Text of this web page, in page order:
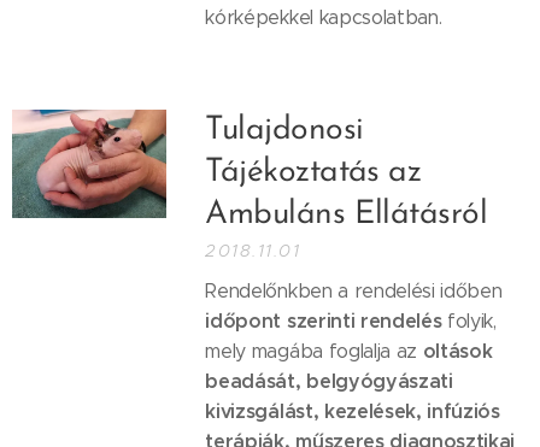
kórképekkel kapcsolatban.
Tulajdonosi
Tájékoztatás az
Ambuláns Ellátásról
2018.11.01
Rendelőnkben a rendelési időben
időpont szerinti rendelésfolyik,
mely magába foglalja az oltások
beadását, belgyógyászati
kivizsgálást, kezelések, infúziós
terápiák, műszeres diagnosztikai